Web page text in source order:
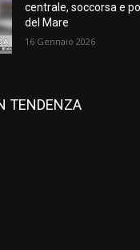
centrale, soccorsa e
del Mare
16 Gennaio 2026
TENDENZA